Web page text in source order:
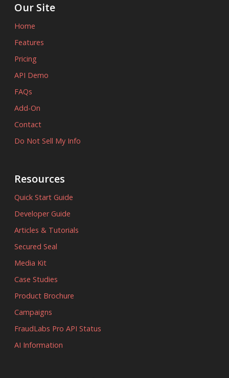
Our Site
Home
Features
Pricing
API Demo
FAQs
Add-On
Contact
Do Not Sell My Info
Resources
Quick Start Guide
Developer Guide
Articles & Tutorials
Secured Seal
Media Kit
Case Studies
Product Brochure
Campaigns
FraudLabs Pro API Status
AI Information